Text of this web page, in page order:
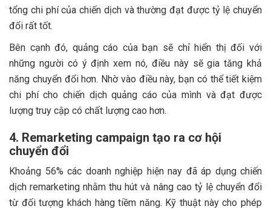
tổng chi phí của chiến dịch và thường đạt được tỷ lệ chuyển
đổi rất tốt.
Bên cạnh đó, quảng cáo của bạn sẽ chỉ hiển thị đối với
những người có ý định xem nó, điều này sẽ gia tăng khả
năng chuyển đổi hơn. Nhờ vào điều này, bạn có thể tiết kiệm
chi phí cho chiến dịch quảng cáo của mình và đạt được
lượng truy cập có chất lượng cao hơn.
4. Remarketing campaign tạo ra cơ hội
chuyển đổi
Khoảng 56% các doanh nghiệp hiện nay đã áp dụng chiến
dịch remarketing nhằm thu hút và nâng cao tỷ lệ chuyển đổi
từ đối tượng khách hàng tiềm năng. Kỹ thuật này cho phép